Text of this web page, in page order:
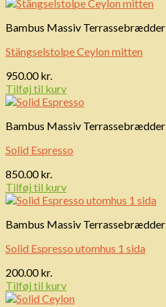
Bambus Massiv Terrassebrædder
Stängselstolpe Ceylon mitten
950.00kr.
Tilføj til kurv
Bambus Massiv Terrassebrædder
Solid Espresso
850.00kr.
Tilføj til kurv
Bambus Massiv Terrassebrædder
Solid Espresso utomhus 1 sida
200.00kr.
Tilføj til kurv